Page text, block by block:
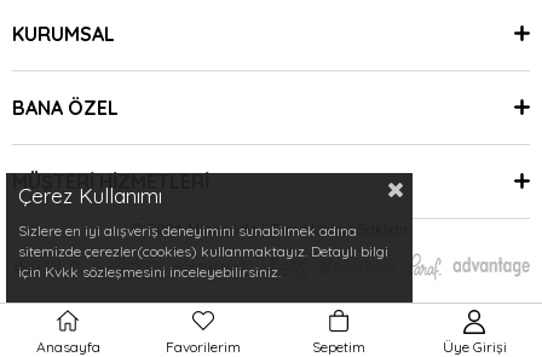
KURUMSAL
BANA ÖZEL
MÜŞTERİ HİZMETLERİ
© 2024 Minimoda | Tüm Hakları Saklıdır.
Çerez Kullanımı
Sizlere en iyi alışveriş deneyimini sunabilmek adına
sitemizde çerezler(cookies) kullanmaktayız. Detaylı bilgi
için Kvkk sözleşmesini inceleyebilirsiniz.
Anasayfa Favorilerim Sepetim Üye Girişi